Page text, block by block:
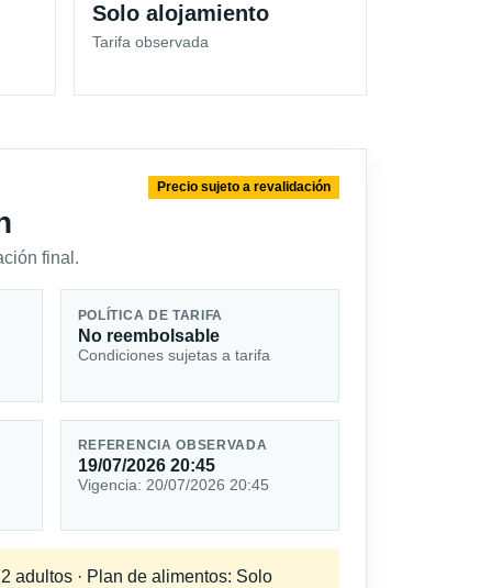
Solo alojamiento
Tarifa observada
final.
Precio sujeto a revalidación
POLÍTICA DE TARIFA
No reembolsable
Condiciones sujetas a tarifa
REFERENCIA OBSERVADA
19/07/2026 20:45
Vigencia: 20/07/2026 20:45
adultos · Plan de alimentos: Solo